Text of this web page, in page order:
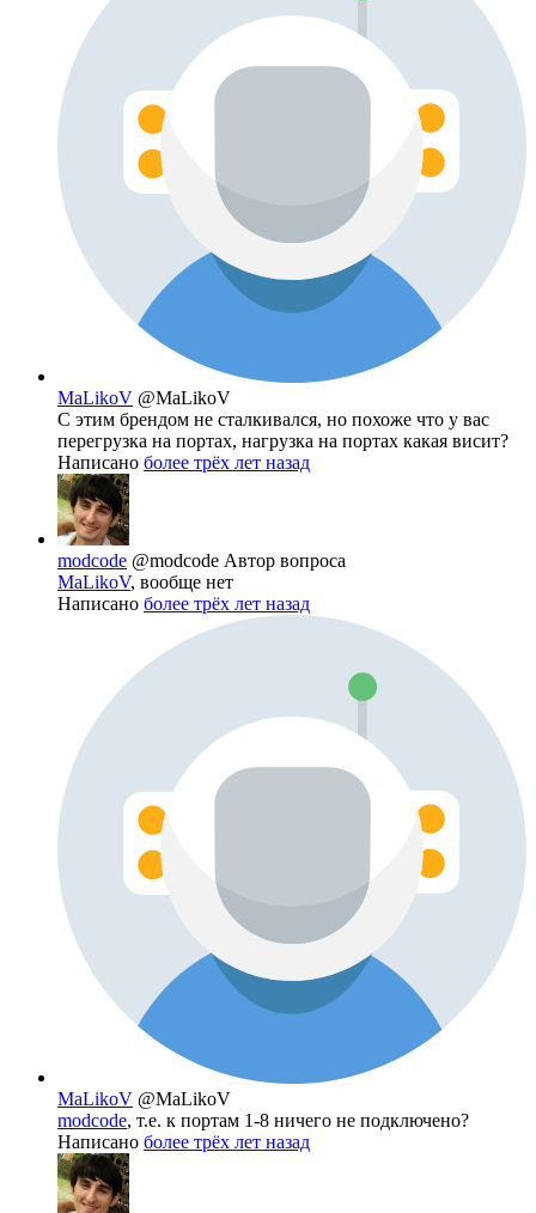
MaLikoV @MaLikoV
С этим брендом не сталкивался, но похоже что у вас
перегрузка на портах, нагрузка на портах какая висит?
Написано более трёх лет назад
modcode @modcode Автор вопроса
MaLikoV, вообще нет
Написано более трёх лет назад
MaLikoV @MaLikoV
modcode, т.е. к портам 1-8 ничего не подключено?
Написано более трёх лет назад